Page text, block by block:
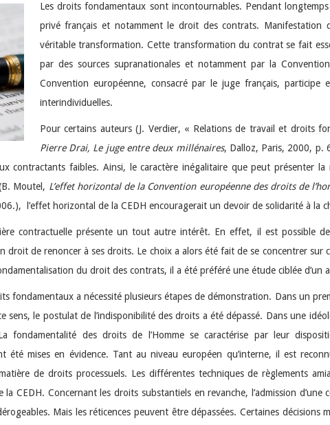
Les droits fondamentaux sont incontournables. Pendant
privé français et notamment le droit des contrats.
véritable transformation. Cette transformation du contrat se fait
par des sources supranationales et notamment par la
Convention européenne, consacré par le juge français,
interindividuelles.
Pour certains auteurs (J. Verdier, « Relations de travail et droits
Pierre Drai, Le juge entre deux millénaires, Dalloz, Paris, 2000, p.
contractants faibles. Ainsi, le caractère inégalitaire que peut présenter
Moutel, L’effet horizontal de la Convention européenne des droits de
l’effet horizontal de la CEDH encouragerait un devoir de solidarité à la
contractuelle présente un tout autre intérêt. En effet, il est possible
droit de renoncer à ses droits. Le choix a alors été fait de se concentrer sur
du droit des contrats, il a été préféré une étude ciblée d’un
fondamentaux a nécessité plusieurs étapes de démonstration. Dans un
sens, le postulat de l’indisponibilité des droits a été dépassé. Dans une
fondamentalité des droits de l’Homme se caractérise par leur
été mises en évidence. Tant au niveau européen qu’interne, il est
de droits processuels. Les différentes techniques de règlements
CEDH. Concernant les droits substantiels en revanche, l’admission
Mais les réticences peuvent être dépassées. Certaines décisions